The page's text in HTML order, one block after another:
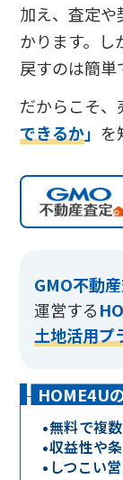
加え、査定
かります。し
戻すのは簡単
だからこそ、
できるか」 を
GMO不動
運営する
土地活用プ
HOME4U
•無料で複
•収益性や
• しつこい